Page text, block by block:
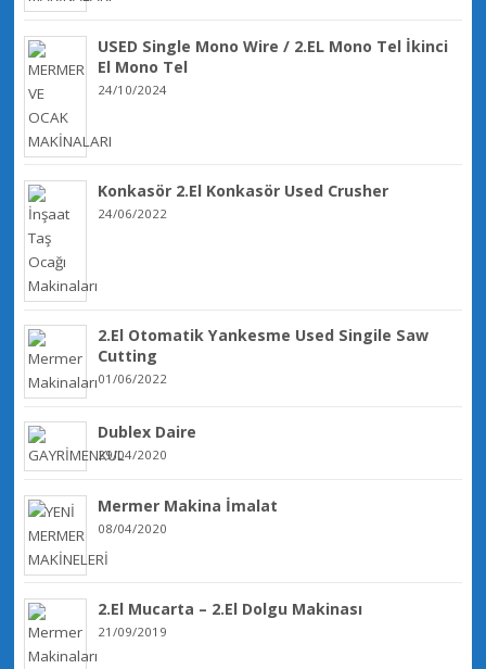
USED Single Mono Wire / 2.EL Mono Tel İkinci
El Mono Tel
24/10/2024
Konkasör 2.El Konkasör Used Crusher
24/06/2022
2.El Otomatik Yankesme Used Singile Saw
Cutting
01/06/2022
Dublex Daire
29/04/2020
Mermer Makina İmalat
08/04/2020
2.El Mucarta – 2.El Dolgu Makinası
21/09/2019